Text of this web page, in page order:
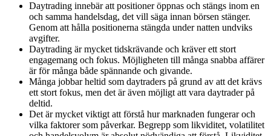
Daytrading innebär att positioner öppnas och stängs inom en
och samma handelsdag, det vill säga innan börsen stänger.
Genom att hålla positionerna stängda under natten undviks
avgifter.
Daytrading är mycket tidskrävande och kräver ett stort
engagemang och fokus. Möjligheten till många snabba affärer
är för många både spännande och givande.
Många jobbar heltid som daytraders på grund av att det krävs
ett stort fokus, men det är även möjligt att vara daytrader på
deltid.
Det är mycket viktigt att förstå hur marknaden fungerar och
vilka faktorer som påverkar. Begrepp som likviditet, volatilitet